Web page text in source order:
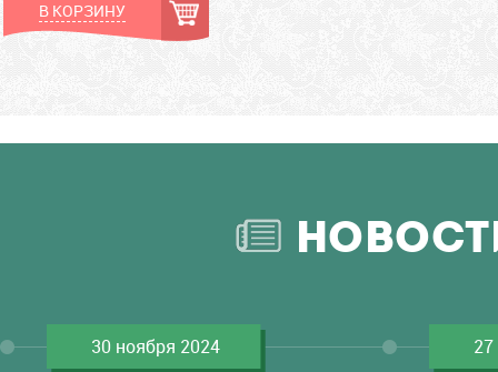
В КОРЗИНУ
30 ноября 2024